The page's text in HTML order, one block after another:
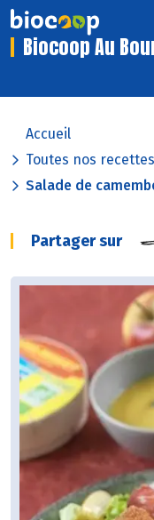
Biocoop Au
Accueil
Toutes nos recettes
Salade de
Partager sur